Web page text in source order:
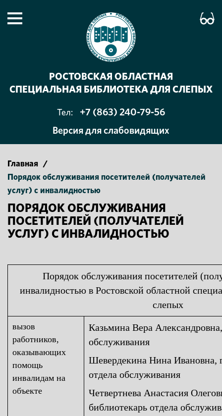
РОСТОВСКАЯ ОБЛАСТНАЯ
СПЕЦИАЛЬНАЯ БИБЛИОТЕКА ДЛЯ СЛЕПЫХ
Тел:
+7 (863) 240-79-56
Версия для слабовидящих
Главная
/
Порядок обслуживания посетителей (получателей
услуг) с инвалидностью
ПОРЯДОК ОБСЛУЖИВАНИЯ
ПОСЕТИТЕЛЕЙ (ПОЛУЧАТЕЛЕЙ
УСЛУГ) С ИНВАЛИДНОСТЬЮ
Порядок обслуживания посетителей
инвалидностью в Ростовской областной
слепых
вызов
работников,
оказывающих
помощь
инвалидам на
объекте
Казьмина Вера Александровна
обслуживания
Шевердекина Нина Ивановна,
отдела обслуживания
Четвертнева Анастасия
библиотекарь отдела